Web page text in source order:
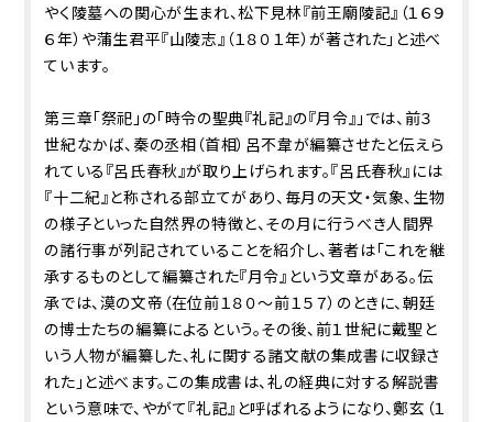
やく陵墓への関心が生まれ、松下見林『前王廟陵記』（１６９
６年）や蒲生君平『山陵志』（１８０１年）が著された」と述べ
ています。
第三章「祭祀」の「時令の聖典『礼記』の『月令』」では、前３
世紀なかば、秦の丞相（首相）呂不韋が編纂させたと伝えら
れている『呂氏春秋』が取り上げられます。『呂氏春秋』には
『十二紀』と称される部立てがあり、毎月の天文・気象、生物
の様子といった自然界の特徴と、その月に行うべき人間界
の諸行事が列記されていることを紹介し、著者は「これを継
承するものとして編纂された『月令』という文章がある。伝
承では、漠の文帝（在位前１８０～前１５７）のときに、朝廷
の博士たちの編纂によるという。その後、前１世紀に戴聖と
いう人物が編纂した、礼に関する諸文献の集成書に収録さ
れた」と述べます。この集成書は、礼の経典に対する解説書
という意味で、やがて『礼記』と呼ばれるようになり、鄭玄（１